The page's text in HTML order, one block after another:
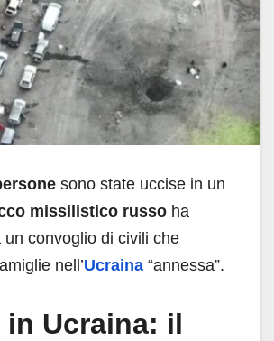
sono state uccise in un
missilistico russo ha
un convoglio di civili che
nell’Ucraina “annessa”.
in Ucraina: il